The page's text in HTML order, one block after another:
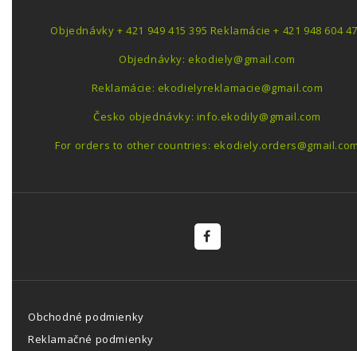
Objednávky + 421 949 415 395 Reklamácie + 421 948 604
Objednávky: ekodiely@gmail.com
Reklamácie: ekodielyreklamacie@gmail.com
Česko objednávky: info.ekodily@gmail.com
For orders to other countries:
Obchodné podmienky
Reklamačné podmienky